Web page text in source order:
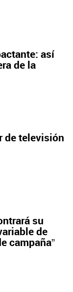
así
de la
de televisión
su
de
campaña”